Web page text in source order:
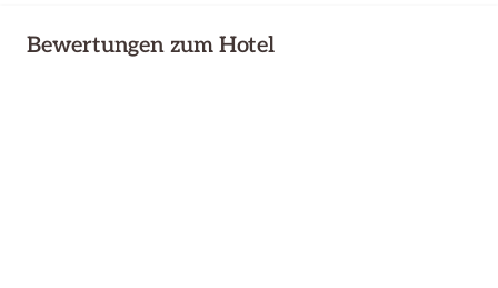
Bewertungen zum Hotel